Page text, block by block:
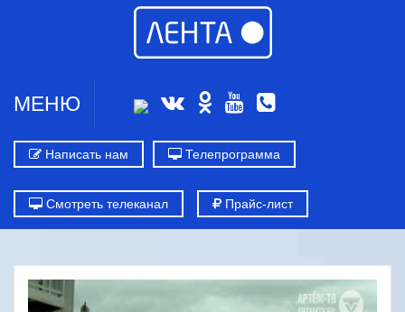
МЕНЮ
Написать нам Телепрограмма
Смотреть телеканал Прайс-лист